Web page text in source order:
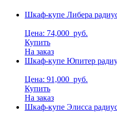
Шкаф-купе Либера
Цена: 74,000 руб.
Купить
На заказ
Шкаф-купе Юпитер
Цена: 91,000 руб.
Купить
На заказ
Шкаф-купе Элисса